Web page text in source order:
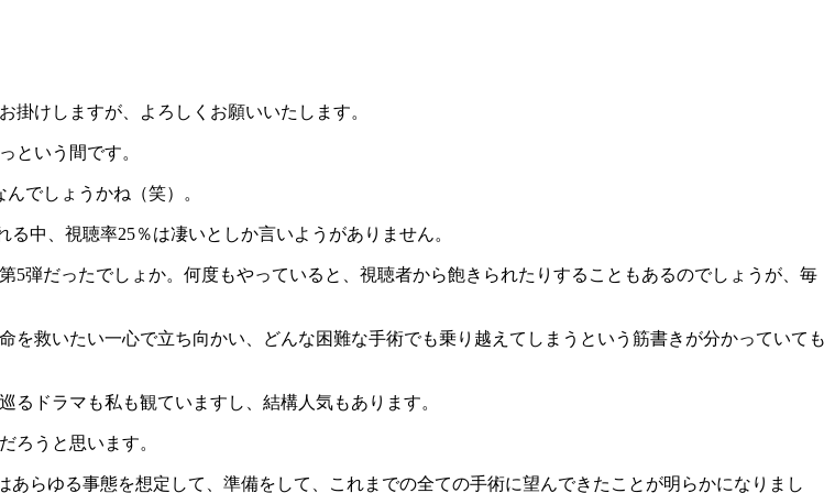
掛けしますが、よろしくお願いいたします。
という間です。
でしょうかね（笑）。
中、視聴率25％は凄いとしか言いようがありません。
弾だったでしょか。何度もやっていると、視聴者から飽きられたりすることもあるのでしょうが、毎
救いたい一心で立ち向かい、どんな困難な手術でも乗り越えてしまうという筋書きが分かっていても
ドラマも私も観ていますし、結構人気もあります。
ろうと思います。
らゆる事態を想定して、準備をして、これまでの全ての手術に望んできたことが明らかになりまし